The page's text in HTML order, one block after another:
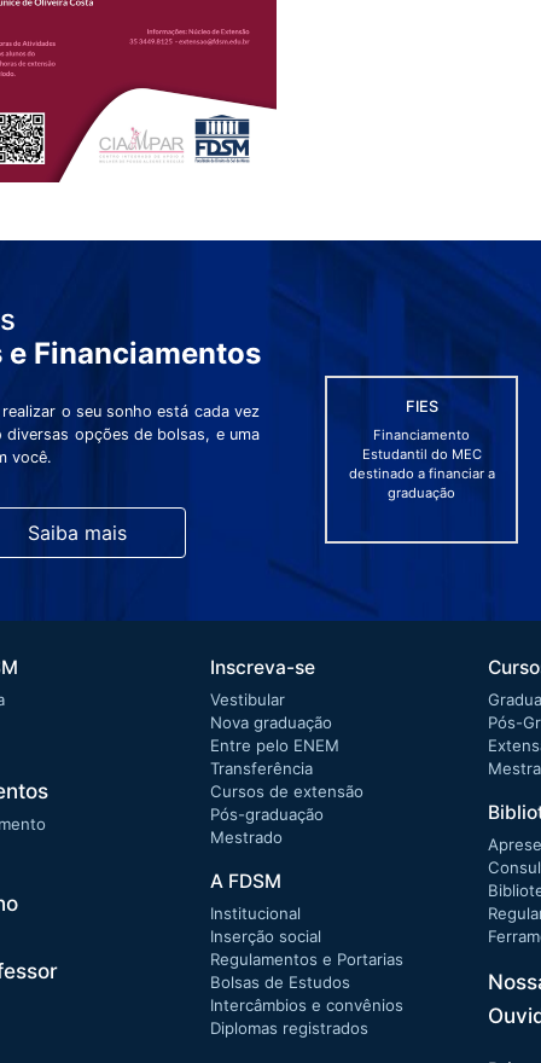
e Financiamentos
o seu sonho está cada vez
diversas opções de bolsas, e uma
você.
Saiba mais
FIES
Financiamento
Estudantil do MEC
destinado a financiar a
graduação
Inscreva-se
Vestibular
Nova graduação
Entre pelo ENEM
Transferência
Cursos de extensão
Pós-graduação
Mestrado
A FDSM
Institucional
Inserção social
Regulamentos e Portarias
Bolsas de Estudos
Intercâmbios e convênios
Diplomas registrados
Pós-